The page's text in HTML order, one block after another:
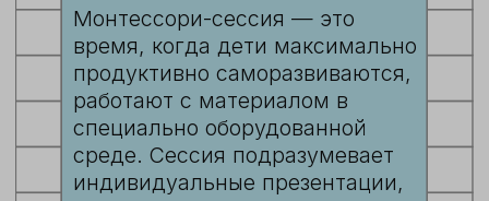
можете прийти с ребенком на
индивидуальное пробное
занятие, чтобы познакомиться
с педагогами и
пространством, а также задать
все интересующие вас
вопросы.
Стоимость посещения
группы «Монтессори» —
от64 000 ₽в месяц.